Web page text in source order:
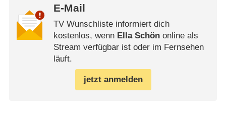
E-Mail
TV Wunschliste informiert dich
kostenlos, wenn Ella Schönonline als
Stream verfügbar ist oder im Fernsehen
läuft.
jetzt anmelden